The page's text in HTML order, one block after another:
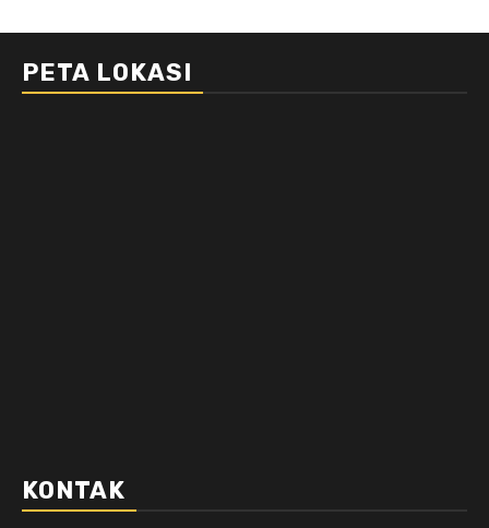
PETA LOKASI
KONTAK